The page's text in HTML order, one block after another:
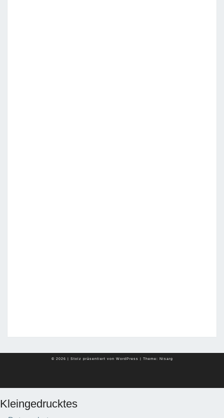
© 2026 Stolz präsentiert von WordPress Theme: Nisarg
Kleingedrucktes